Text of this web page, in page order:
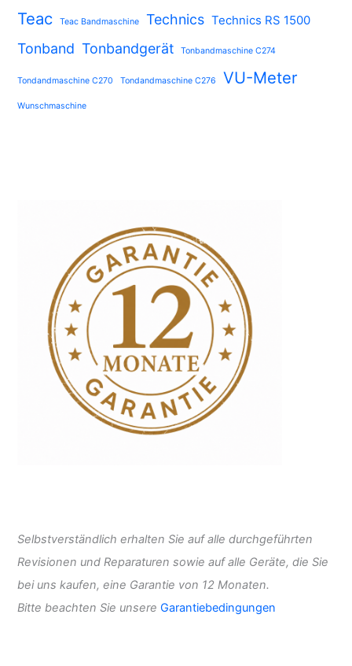
Teac Teac Bandmaschine Technics Technics RS 1500
Tonband Tonbandgerät Tonbandmaschine C274
Tondandmaschine C270 Tondandmaschine C276 VU-Meter
Wunschmaschine
Selbstverständlich erhalten Sie auf alle durchgeführten
Revisionen und Reparaturen sowie auf alle Geräte, die Sie
bei uns kaufen, eine Garantie von 12 Monaten.
Bitte beachten Sie unsere Garantiebedingungen